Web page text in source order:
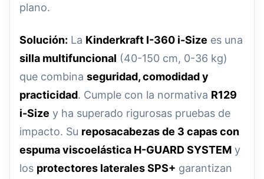
plano.
Solución: La Kinderkraft I-360 i-Size es una
silla multifuncional (40-150 cm, 0-36 kg)
que combina seguridad, comodidad y
practicidad. Cumple con la normativa R129
i-Size y ha superado rigurosas pruebas de
impacto. Su reposacabezas de 3 capas con
espuma viscoelástica H-GUARD SYSTEM y
los protectores laterales SPS+ garantizan